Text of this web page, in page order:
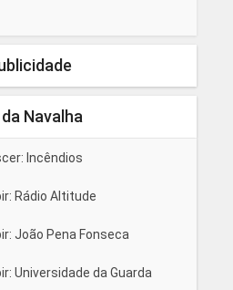
Navalha
Incêndios
Rádio Altitude
João Pena Fonseca
Universidade da Guarda